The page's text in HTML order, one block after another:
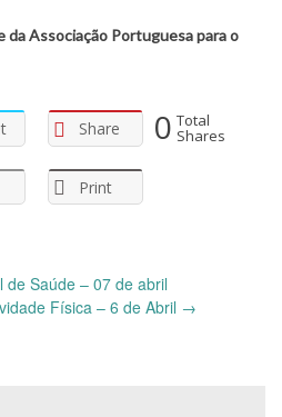
da Associação Portuguesa para o
Share
Print
0 Total
Shares
de Saúde – 07 de abril
Física – 6 de Abril →